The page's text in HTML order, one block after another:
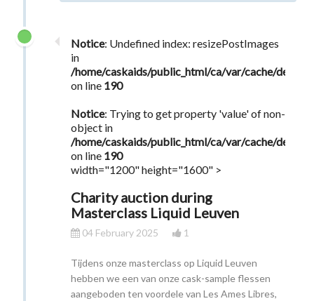
Notice: Undefined index: resizePostImages
in
/home/caskaids/public_html/ca/var/cache/dev/
on line 190
Notice: Trying to get property 'value' of non-
object in
/home/caskaids/public_html/ca/var/cache/dev/
on line 190
width="1200" height="1600" >
Charity auction during
Masterclass Liquid Leuven
04 February 2025 1
Tijdens onze masterclass op Liquid Leuven
hebben we een van onze cask-sample flessen
aangeboden ten voordele van Les Ames Libres,